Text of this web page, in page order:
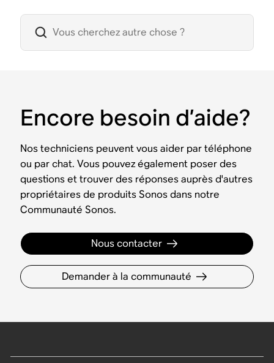
Encore besoin d’aide?
Nos techniciens peuvent vous aider par téléphone
ou par chat. Vous pouvez également poser des
questions et trouver des réponses auprès d'autres
propriétaires de produits Sonos dans notre
Communauté Sonos.
Nous contacter
Demander à la communauté